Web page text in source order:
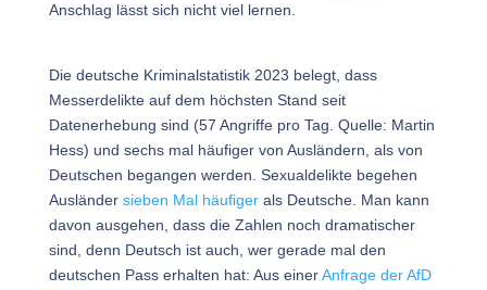
Anschlag lässt sich nicht viel lernen.
Die deutsche Kriminalstatistik 2023 belegt, dass
Messerdelikte auf dem höchsten Stand seit
Datenerhebung sind (57 Angriffe pro Tag. Quelle: Martin
Hess) und sechs mal häufiger von Ausländern, als von
Deutschen begangen werden. Sexualdelikte begehen
Ausländer sieben Mal häufigerals Deutsche. Man kann
davon ausgehen, dass die Zahlen noch dramatischer
sind, denn Deutsch ist auch, wer gerade mal den
deutschen Pass erhalten hat: Aus einerAnfrage der AfD